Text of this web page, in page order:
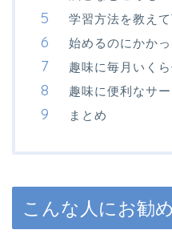
学習方法を教え
始めるのにかか
趣味に毎月いく
趣味に便利なサ
まとめ
こんな人にお勧め